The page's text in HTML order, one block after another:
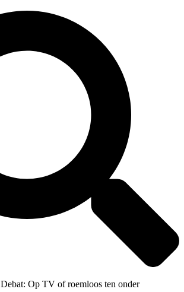
Debat: Op TV of roemloos ten onder